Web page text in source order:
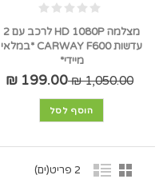
מצלמה HD 1080P לרכב עם 2
עדשות CARWAY F600 *במלאי
מיידי*
1,050.00 ₪
199.00 ₪
הוסף לסל
2 פריט(ים)